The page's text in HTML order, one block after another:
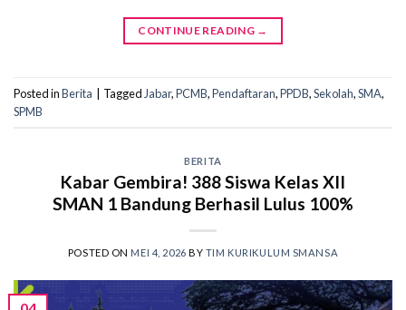
CONTINUE READING →
Posted inBerita Tagged Jabar,PCMB,Pendaftaran,PPDB,Sekolah,SMA,
SPMB
BERITA
Kabar Gembira! 388 Siswa Kelas XII
SMAN 1 Bandung Berhasil Lulus 100%
POSTED ON MEI 4, 2026 BY TIM KURIKULUM SMANSA